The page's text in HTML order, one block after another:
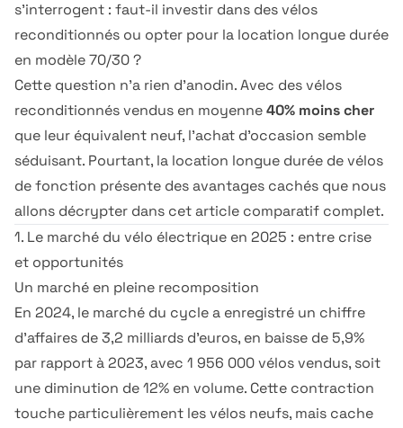
s'interrogent : faut-il investir dans des vélos
reconditionnés ou opter pour la location longue durée
en modèle 70/30 ?
Cette question n'a rien d'anodin. Avec des vélos
reconditionnés vendus en moyenne40% moins cher
que leur équivalent neuf, l'achat d'occasion semble
séduisant. Pourtant, la location longue durée de vélos
de fonction présente des avantages cachés que nous
allons décrypter dans cet article comparatif complet.
1. Le marché du vélo électrique en 2025 : entre crise
et opportunités
Un marché en pleine recomposition
En 2024, le marché du cycle a enregistré un chiffre
d'affaires de 3,2 milliards d'euros, en baisse de 5,9%
par rapport à 2023, avec 1 956 000 vélos vendus, soit
une diminution de 12% en volume. Cette contraction
touche particulièrement les vélos neufs, mais cache